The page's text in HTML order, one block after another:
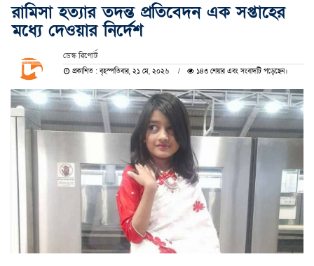
রামিসা হত্যার তদন্ত প্রতিবেদন এক সপ্তাহের
মধ্যে দেওয়ার নির্দেশ
ডেস্ক রিপোর্ট
প্রকাশিত : বৃহস্পতিবার, ২১ মে, ২০২৬ ১৪৩ শেয়ার এবং সংবাদটি পড়েছেন।